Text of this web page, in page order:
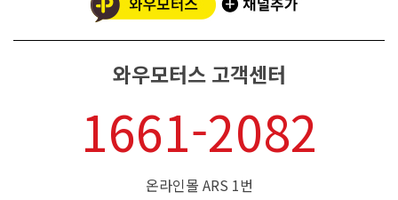
와우모터스 고객센터
1661-2082
온라인몰 ARS 1번